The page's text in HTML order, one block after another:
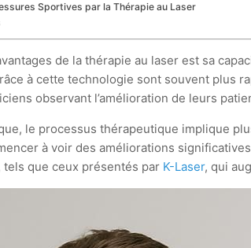
Sportives par la Thérapie au Laser
de la thérapie au laser est sa
à cette technologie sont souvent plus
observant l’amélioration de leurs
le processus thérapeutique implique
à voir des améliorations
que ceux présentés par K-Laser, qui